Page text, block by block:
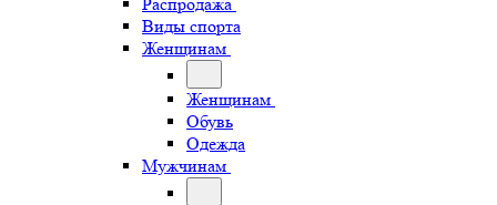
Виды спорта
Женщинам
Женщинам
Обувь
Одежда
Мужчинам